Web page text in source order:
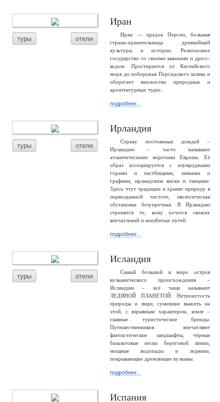
туры отели
Иран
Иран — предок Персии, большая
страна-хранительница древнейшей
культуры и истории. Религиозное
государство со своими законами и дресс-
кодом. Простирается от Каспийского
моря до побережья Персидского залива и
оберегает множество природных и
архитектурных чудес.
подробнее...
туры отели
Ирландия
Страну постоянных дождей –
Ирландию – часто называют
атлантическими воротами Европы. Её
образ ассоциируется с изумрудными
горами и пастбищами, замками и
графами, ирландским виски и танцами.
Здесь чтут традиции и хранят природу в
первозданной чистоте, экологическая
обстановка безупречная. В Ирландию
стремятся те, кому хочется свежих
впечатлений и неизбитых путей.
подробнее...
туры отели
Исландия
Самый большой в мире остров
вулканического происхождения –
Исландию – всё чаще называют
ЛЕДЯНОЙ ПЛАНЕТОЙ. Нетронутость
природы и люди, сумевшие выжить на
этой, с взрывным характером, земле –
главные туристические бренды.
Путешественников впечатляют
фантастические ландшафты, чёрные
базальтовые пески береговой линии,
мощные водопады и ледники,
покрывающие дремлющие вулканы.
подробнее...
Испания